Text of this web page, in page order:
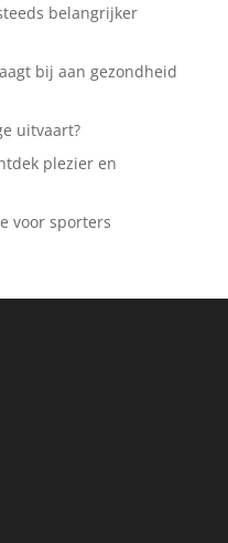
belangrijker
bij aan gezondheid
uitvaart?
plezier en
voor sporters